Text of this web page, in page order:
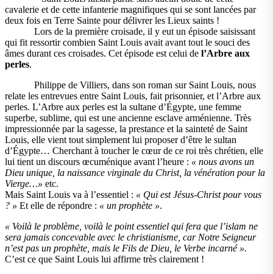
cavalerie et de cette infanterie magnifiques qui se sont lancées par
deux fois en Terre Sainte pour délivrer les Lieux saints !
Lors de la première croisade, il y eut un épisode saisissant
qui fit ressortir combien Saint Louis avait avant tout le souci des
âmes durant ces croisades. Cet épisode est celui de l’Arbre aux
perles.
Philippe de Villiers, dans son roman sur Saint Louis, nous
relate les entrevues entre Saint Louis, fait prisonnier, et l’Arbre aux
perles. L’Arbre aux perles est la sultane d’Égypte, une femme
superbe, sublime, qui est une ancienne esclave arménienne. Très
impressionnée par la sagesse, la prestance et la sainteté de Saint
Louis, elle vient tout simplement lui proposer d’être le sultan
d’Égypte… Cherchant à toucher le cœur de ce roi très chrétien, elle
lui tient un discours œcuménique avant l’heure : « nous avons un
Dieu unique, la naissance virginale du Christ, la vénération pour la
Vierge…» etc.
Mais Saint Louis va à l’essentiel : « Qui est Jésus-Christ pour vous
? » Et elle de répondre : « un prophète ».
« Voilà le problème, voilà le point essentiel qui fera que l’islam ne
sera jamais concevable avec le christianisme, car Notre Seigneur
n’est pas un prophète, mais le Fils de Dieu, le Verbe incarné ».
C’est ce que Saint Louis lui affirme très clairement !